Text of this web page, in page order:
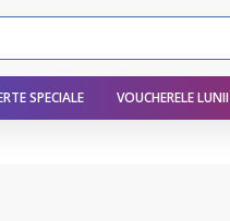
SPECIALE VOUCHERELE LUNII